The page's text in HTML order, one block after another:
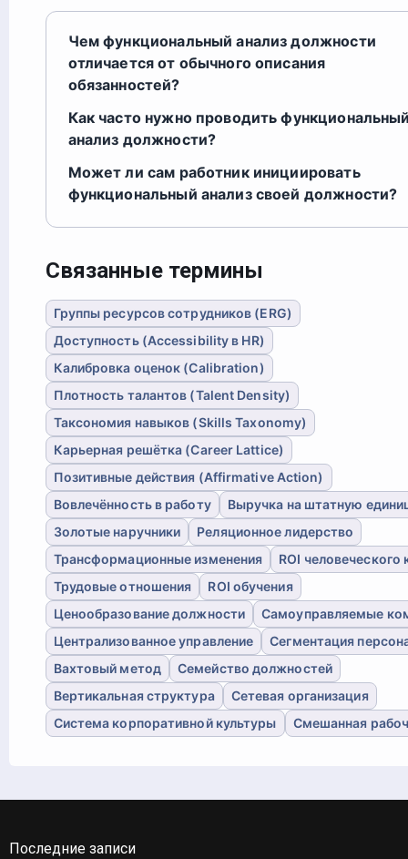
Чем функциональный анализ должности
отличается от обычного описания
обязанностей?
Как часто нужно проводить
анализ должности?
Может ли сам работник инициировать
функциональный анализ своей должности?
Связанные термины
Группы ресурсов сотрудников (ERG)
Доступность (Accessibility в HR)
Калибровка оценок (Calibration)
Плотность талантов (Talent Density)
Таксономия навыков (Skills Taxonomy)
Карьерная решётка (Career Lattice)
Позитивные действия (Affirmative Action)
Вовлечённость в работу
Выручка на штатную
Золотые наручники
Реляционное лидерство
Трансформационные изменения
ROI человеческого
Трудовые отношения
ROI обучения
Ценообразование должности
Самоуправляемые
Централизованное управление
Сегментация
Вахтовый метод
Семейство должностей
Вертикальная структура
Сетевая организация
Система корпоративной культуры
Смешанная
Последние записи